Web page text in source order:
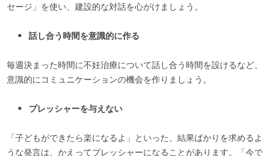
セージ」を使い、建設的な対話を心がけましょう。
話し合う時間を意識的に作る
毎週決まった時間に不妊治療について話し合う時間を設けるなど、
意識的にコミュニケーションの機会を作りましょう。
プレッシャーを与えない
「子どもができたら楽になるよ」といった、結果ばかりを求めるよ
うな発言は、かえってプレッシャーになることがあります。「今で